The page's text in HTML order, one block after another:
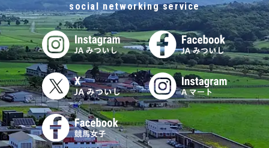
social networking service